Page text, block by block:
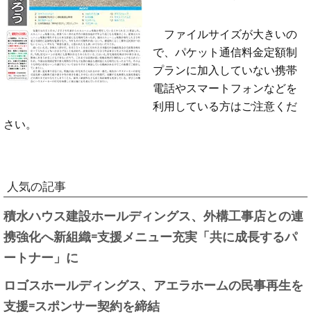
ファイルサイズが大きいの
で、パケット通信料金定額制
プランに加入していない携帯
電話やスマートフォンなどを
利用している方はご注意くだ
さい。
人気の記事
積水ハウス建設ホールディングス、外構工事店との連
携強化へ新組織=支援メニュー充実「共に成長するパ
ートナー」に
ロゴスホールディングス、アエラホームの民事再生を
支援=スポンサー契約を締結